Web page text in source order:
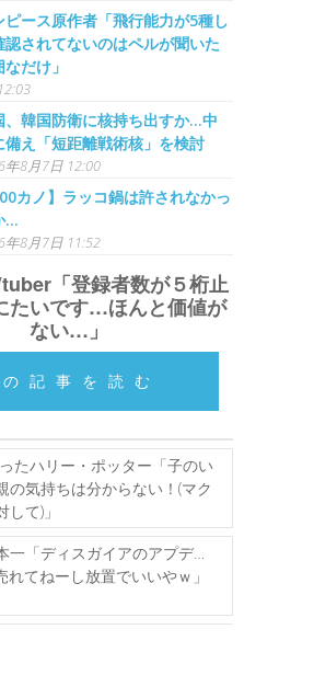
ピース原作者「飛行能力が5種し
認されてないのはペルが聞いた
だけ」
、韓国防衛に核持ち出すか…中
備え「短距離戦術核」を検討
年8月7日 12:00
カノ】ラッコ鍋は許されなかっ
…
年8月7日 11:52
「登録者数が５桁止
たいです…ほんと価値が
ない…」
記事を読む
たハリー・ポッター「子のい
の気持ちは分からない！(マク
て)」
一「ディスガイアのアプデ…
れてねーし放置でいいやｗ」